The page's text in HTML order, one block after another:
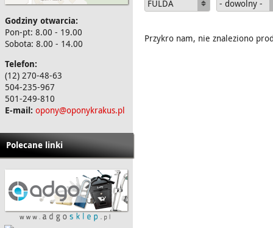
Godziny otwarcia:
Pon-pt: 8.00 - 19.00
Sobota: 8.00 - 14.00
Telefon:
(12) 270-48-63
504-235-967
501-249-810
E-mail: opony@oponykrakus.pl
Polecane linki
FULDA - dowolny -
Przykro nam, nie znaleziono